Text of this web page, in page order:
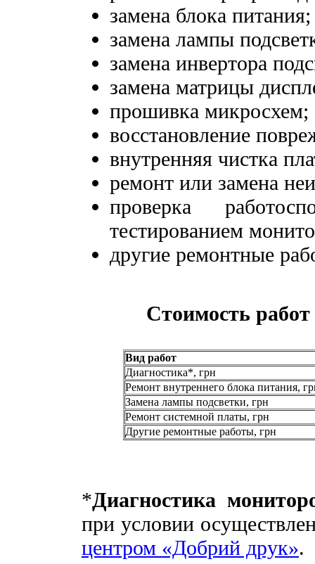
замена блока питания;
замена лампы
замена инвертора
замена матрицы
прошивка микросхем;
восстановление
внутренняя чистка
ремонт или замена
проверка
тестированием
другие ремонтные
Стоимость работ
Вид работ
Диагностика*, грн
Ремонт внутреннего блока питания,
Замена лампы подсветки, грн
Ремонт системной платы, грн
Другие ремонтные работы, грн
*Диагностика
при условии
центром «Добрий друк».